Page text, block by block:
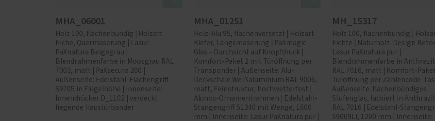
MHA_06001
Holz 100, flächenbündig | Holzart
Eiche, Quermaserung | Lasur
PaXnatura Beigegrau |
Blendrahmenfarbe in Moosgrau RAL
7003, matt | PaXsecura 200 |
Außenseite: Edelstahl-Flächengriff
S9705 in Flügelhöhe | Innenseite:
Innendrücker D_1102 | verdeckt
liegende Haustürbänder
MHA_01251
Holz-Alu 95, flächenversetzt | Holzart
Kiefer, Längsmaserung | PaXmagic-
Glas – Durchsicht auf Knopfdruck |
Komfort-Paket 2 mit Türöffnung per
Transponder | Außenseite: Alu-
Deckschale Weißaluminium RAL 9006,
matt, Feinstruktur, hochwetterfest |
Alunox-Ornamentrahmen | Edelstahl-
Stangengriff S1340 mit Wenge, 1600
mm | Innenseite: Lasur PaXnatura pur |
MH_15317
Holz 100, flächenbündig |
Fichte | Naturholz-Design
Lasur PaXnatura pur |
Blendrahmenfarbe in
RAL 7016, matt | Komfort-
Türöffnung per Zahlencode-
Außenseite: flächenbündiges
Stufenglas, lackiert in
RAL 7016 | Edelstahl-
S9009LI, 1200 mm | Innenseite: